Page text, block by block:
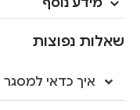
מידע נוסף
שאלות נפוצות
איך כדאי